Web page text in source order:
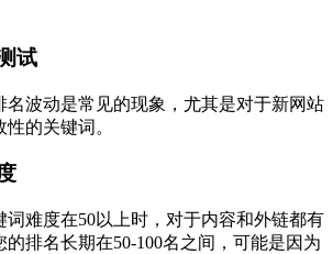
试
名波动是常见的现象，尤其是对于新网站
的关键词。
词难度在50以上时，对于内容和外链都有
排名长期在50-100名之间，可能是因为